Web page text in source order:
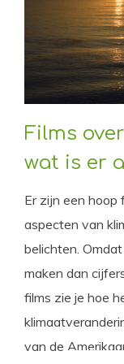
Films
wat is er
Er zijn een hoop
aspecten van
belichten.
maken dan
films zie je hoe
van de